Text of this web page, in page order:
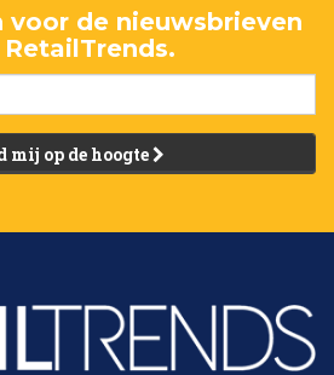
voor de nieuwsbrieven
mij op de hoogte